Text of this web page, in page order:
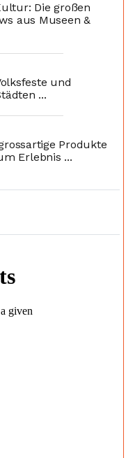
Die großen
aus Museen &
und
...
Produkte
Erlebnis ...